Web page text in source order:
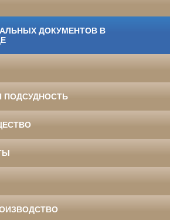
ДОКУМЕНТОВ В
ПОДСУДНОСТЬ